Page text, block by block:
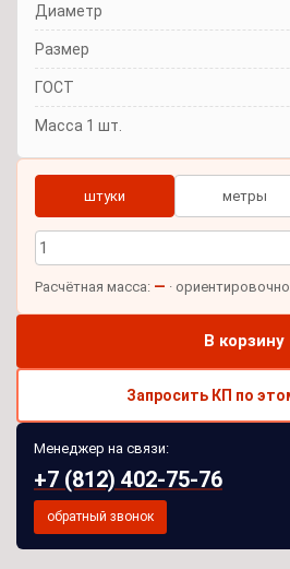
Диаметр
Размер
ГОСТ
Масса 1 шт.
штуки метры
Расчётная масса: — ·
В корзину
Запросить КП по
Менеджер на связи:
+7 (812) 402-75-76
обратный звонок